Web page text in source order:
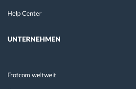
Help Center
UNTERNEHMEN
Frotcom weltweit